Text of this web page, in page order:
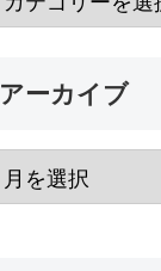
アーカイブ